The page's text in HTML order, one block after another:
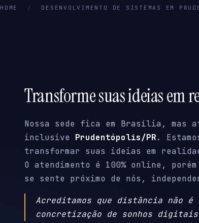
HOME / DESENVOLVIMENTO DE SISTEMAS EM
Transforme suas ideias em
Nossa sede fica em Brasília, mas
inclusive Prudentópolis/PR.
transformar suas ideias em
O atendimento é 100% online,
se sente próximo de nós,
Acreditamos que distância não é
concretização de sonhos